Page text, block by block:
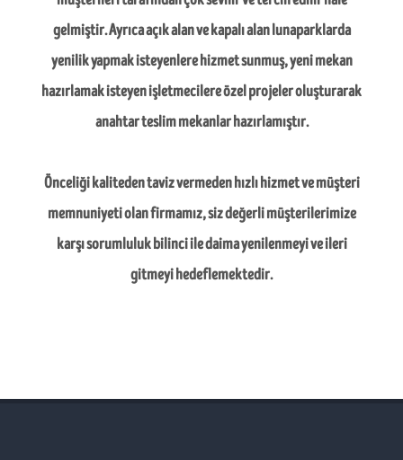
gelmiştir. Ayrıca açık alan ve kapalı alanlunaparklarda
yenilik yapmak isteyenlere hizmet sunmuş, yeni mekan
hazırlamak isteyen işletmecilere özel projeler oluşturarak
anahtar teslim mekanlar hazırlamıştır.
Önceliği kaliteden taviz vermeden hızlı hizmet ve müşteri
memnuniyeti olan firmamız, siz değerli müşterilerimize
karşı sorumluluk bilinci ile daima yenilenmeyi ve ileri
gitmeyi hedeflemektedir.